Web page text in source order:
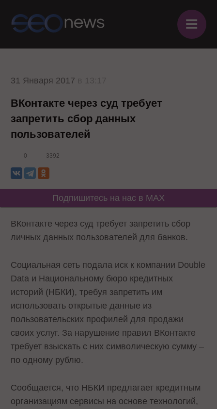
≡
31 Января 2017
ВКонтакте через суд требует
запретить сбор данных
пользователей
0 3392
Подпишитесь на нас в MAX
ВКонтакте через суд требует запретить сбор
личных данных пользователей для банков.
Социальная сеть подала иск к компании Double
Data и Национальному бюро кредитных
историй (НБКИ), требуя запретить им
использовать открытые данные из
пользовательских профилей для продажи
своих услуг. За нарушение правил ВКонтакте
требует взыскать с них символическую сумму –
по одному рублю.
Сообщается, что НБКИ предлагает кредитным
организациям сервисы на основе технологий,